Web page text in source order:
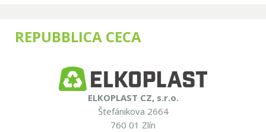
REPUBBLICA CECA
ELKOPLAST CZ, s.r.o.
Štefánikova 2664
760 01 Zlín